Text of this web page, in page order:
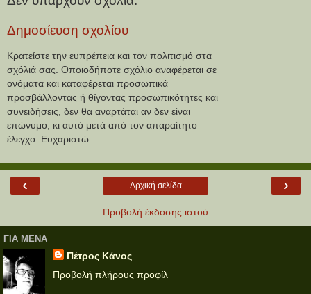
Δημοσίευση σχολίου
Κρατείστε την ευπρέπεια και τον πολιτισμό στα
σχόλιά σας. Οποιοδήποτε σχόλιο αναφέρεται σε
ονόματα και καταφέρεται προσωπικά
προσβάλλοντας ή θίγοντας προσωπικότητες και
συνειδήσεις, δεν θα αναρτάται αν δεν είναι
επώνυμο, κι αυτό μετά από τον απαραίτητο
έλεγχο. Ευχαριστώ.
‹ ›
Αρχική σελίδα
Προβολή έκδοσης ιστού
ΓΙΑ ΜΕΝΑ
Πέτρος Κάνος
Προβολή πλήρους προφίλ